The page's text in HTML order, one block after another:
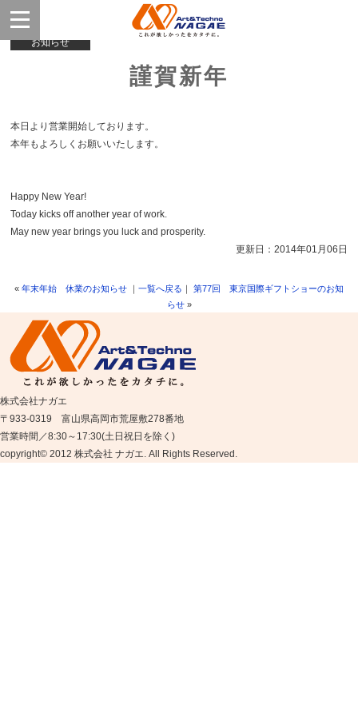
お知らせ
謹賀新年
本日より営業開始しております。
本年もよろしくお願いいたします。
Happy New Year!
Today kicks off another year of work.
May new year brings you luck and prosperity.
更新日：2014年01月06日
« 年末年始 休業のお知らせ ｜ 一覧へ戻る ｜ 第77回 東京国際ギフトショーのお知
らせ»
株式会社ナガエ
〒933-0319 富山県高岡市荒屋敷278番地
営業時間／8:30～17:30(土日祝日を除く)
copyright© 2012 株式会社 ナガエ. All Rights Reserved.